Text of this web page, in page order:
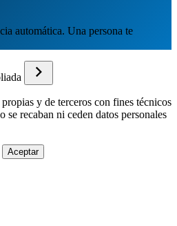
automática. Una persona te
y de terceros con fines técnicos
se recaban ni ceden datos personales
Aceptar